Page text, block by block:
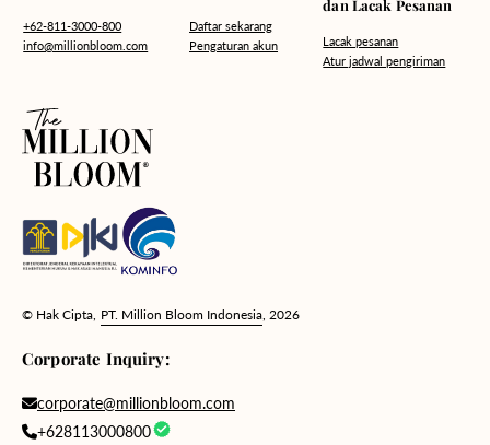
+62-811-3000-800
info@millionbloom.com
Daftar sekarang
Pengaturan akun
dan Lacak Pesanan
Lacak pesanan
Atur jadwal pengiriman
© Hak Cipta, PT. Million Bloom Indonesia, 2026
Corporate Inquiry:
corporate@millionbloom.com
+628113000800